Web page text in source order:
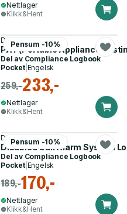
Nettlager
Klikk&Hent
Pensum -10%
Docs-Store
PAT (Portable Appliance
Del av Compliance Logbook
Pocket| Engelsk
259,-233,-
Nettlager
Klikk&Hent
Pensum -10%
Docs-Store
Disabled Call Alarm System
Del av Compliance Logbook
Pocket| Engelsk
189,-170,-
Nettlager
Klikk&Hent